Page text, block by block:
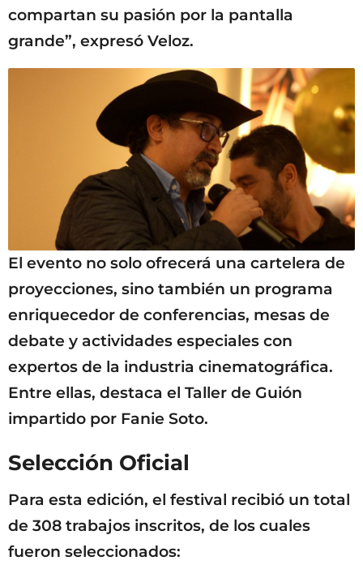
compartan su pasión por la pantalla
grande”, expresó Veloz.
El evento no solo ofrecerá una cartelera de
proyecciones, sino también un programa
enriquecedor de conferencias, mesas de
debate y actividades especiales con
expertos de la industria cinematográfica.
Entre ellas, destaca el Taller de Guión
impartido por Fanie Soto.
Selección Oficial
Para esta edición, el festival recibió un total
de 308 trabajos inscritos, de los cuales
fueron seleccionados: